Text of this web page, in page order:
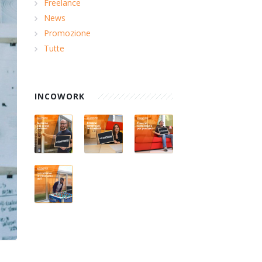
Freelance
News
Promozione
Tutte
INCOWORK